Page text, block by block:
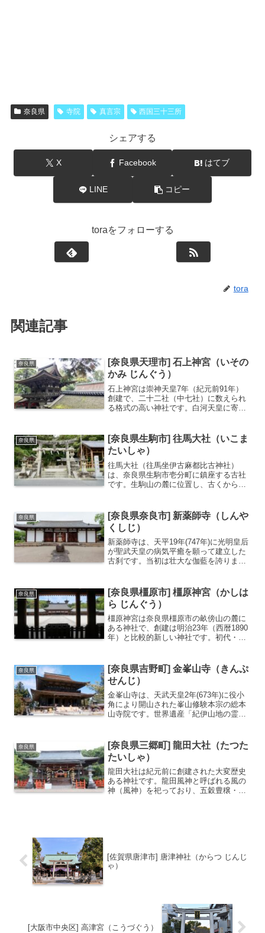
奈良県 寺院 真言宗 西国三十三所
シェアする
X Facebook はてブ
LINE コピー
toraをフォローする
tora
関連記事
奈良県
[奈良県天理市] 石上神宮（いその
かみ じんぐう）
石上神宮は崇神天皇7年（紀元前91年）
創建で、二十二社（中七社）に数えられ
る格式の高い神社です。白河天皇に寄進
なっていましたが、大正時代に禁足地に
あった神剣を祀るために...
奈良県
[奈良県生駒市] 往馬大社（いこま
たいしゃ）
往馬大社（往馬坐伊古麻都比古神社）
は、奈良県生駒市壱分町に鎮座する古社
です。生駒山の麓に位置し、古くから生
歴史を誇る大和国でも有数の古社として
知られています。当大社...
奈良県
[奈良県奈良市] 新薬師寺（しんや
くしじ）
新薬師寺は、天平19年(747年)に光明皇后
が聖武天皇の病気平癒を願って建立した
古刹です。当初は壮大な伽藍を誇りまし
には、本尊の薬師如来坐像（国宝）が安
置され、その周り...
奈良県
[奈良県橿原市] 橿原神宮（かしは
ら じんぐう）
橿原神宮は奈良県橿原市の畝傍山の麓に
ある神社で、創建は明治23年（西暦1890
年）と比較的新しい神社です。初代・神
た。このことから日本始まりの地とも呼
ばれます。初詣時は1...
奈良県
[奈良県吉野町] 金峯山寺（きんぷ
せんじ）
金峯山寺は、天武天皇2年(673年)に役小
角により開山された峯山修験本宗の総本
山寺院です。世界遺産「紀伊山地の霊場
にあり、平安時代には御嶽詣（みたけも
うで）が盛んに行わ...
奈良県
[奈良県三郷町] 龍田大社（たつた
たいしゃ）
龍田大社は紀元前に創建された大変歴史
ある神社です。龍田風神と呼ばれる風の
神（風神）を祀っており、五穀豊穣・航
[佐賀県唐津市] 唐津神社（からつ じんじ
ゃ）
[大阪市中央区] 高津宮（こうづぐう）